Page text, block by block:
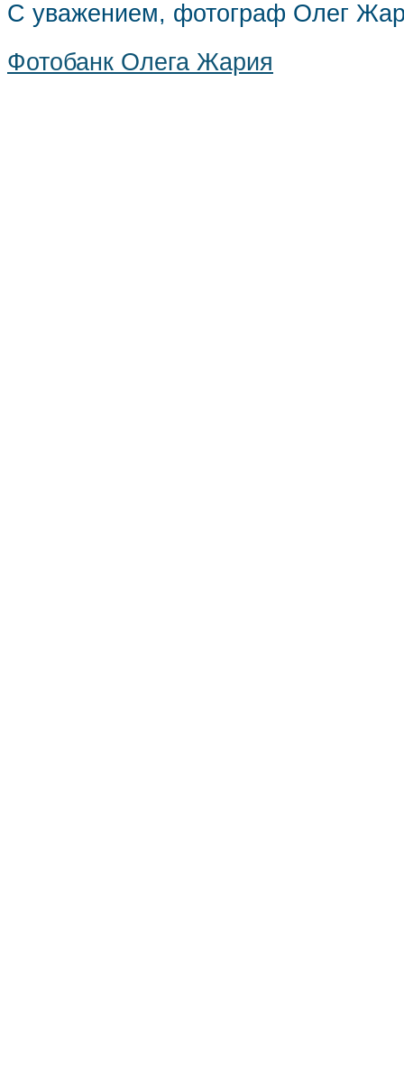
С уважением, фотограф Олег
Фотобанк Олега Жария